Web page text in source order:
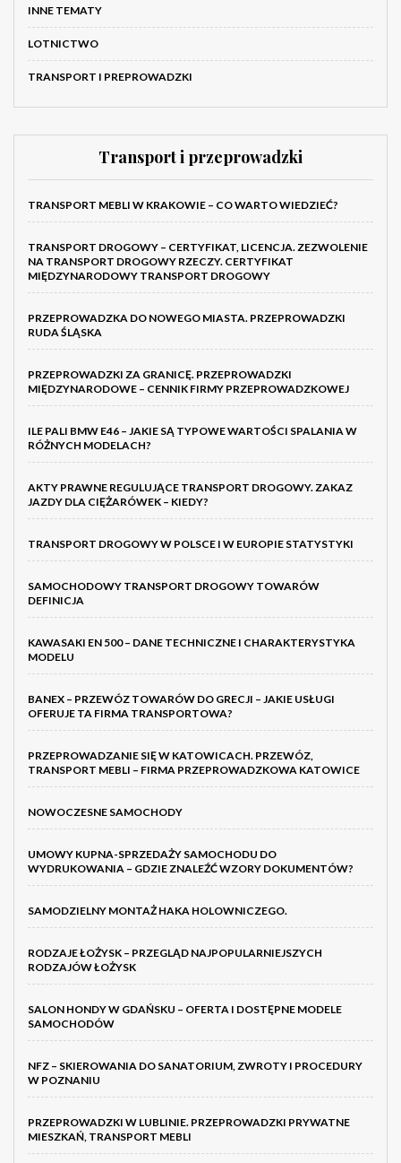
INNE TEMATY
LOTNICTWO
TRANSPORT I PREPROWADZKI
Transport i przeprowadzki
TRANSPORT MEBLI W KRAKOWIE – CO WARTO WIEDZIEĆ?
TRANSPORT DROGOWY – CERTYFIKAT, LICENCJA. ZEZWOLENIE
NA TRANSPORT DROGOWY RZECZY. CERTYFIKAT
MIĘDZYNARODOWY TRANSPORT DROGOWY
PRZEPROWADZKA DO NOWEGO MIASTA. PRZEPROWADZKI
RUDA ŚLĄSKA
PRZEPROWADZKI ZA GRANICĘ. PRZEPROWADZKI
MIĘDZYNARODOWE – CENNIK FIRMY PRZEPROWADZKOWEJ
ILE PALI BMW E46 – JAKIE SĄ TYPOWE WARTOŚCI SPALANIA W
RÓŻNYCH MODELACH?
AKTY PRAWNE REGULUJĄCE TRANSPORT DROGOWY. ZAKAZ
JAZDY DLA CIĘŻARÓWEK – KIEDY?
TRANSPORT DROGOWY W POLSCE I W EUROPIE STATYSTYKI
SAMOCHODOWY TRANSPORT DROGOWY TOWARÓW
DEFINICJA
KAWASAKI EN 500 – DANE TECHNICZNE I CHARAKTERYSTYKA
MODELU
BANEX – PRZEWÓZ TOWARÓW DO GRECJI – JAKIE USŁUGI
OFERUJE TA FIRMA TRANSPORTOWA?
PRZEPROWADZANIE SIĘ W KATOWICACH. PRZEWÓZ,
TRANSPORT MEBLI – FIRMA PRZEPROWADZKOWA KATOWICE
NOWOCZESNE SAMOCHODY
UMOWY KUPNA-SPRZEDAŻY SAMOCHODU DO
WYDRUKOWANIA – GDZIE ZNALEŹĆ WZORY DOKUMENTÓW?
SAMODZIELNY MONTAŻ HAKA HOLOWNICZEGO.
RODZAJE ŁOŻYSK – PRZEGLĄD NAJPOPULARNIEJSZYCH
RODZAJÓW ŁOŻYSK
SALON HONDY W GDAŃSKU – OFERTA I DOSTĘPNE MODELE
SAMOCHODÓW
NFZ – SKIEROWANIA DO SANATORIUM, ZWROTY I PROCEDURY
W POZNANIU
PRZEPROWADZKI W LUBLINIE. PRZEPROWADZKI PRYWATNE
MIESZKAŃ, TRANSPORT MEBLI